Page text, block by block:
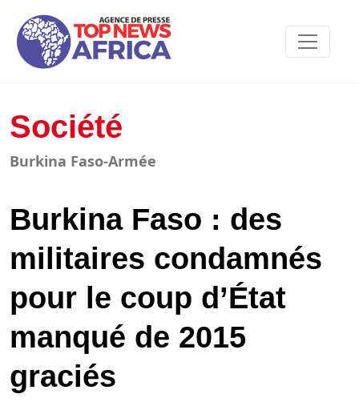
Société
Burkina Faso-Armée
Burkina Faso : des
militaires condamnés
pour le coup d’État
manqué de 2015
graciés